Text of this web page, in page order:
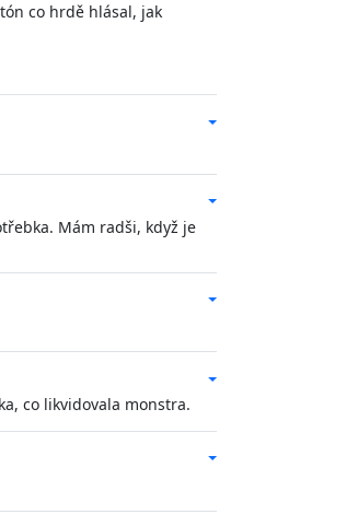
co hrdě hlásal, jak
Mám radši, když je
co likvidovala monstra.